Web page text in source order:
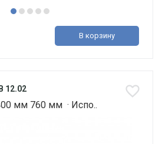
В корзину
12.02
мм 760 мм · Испо..